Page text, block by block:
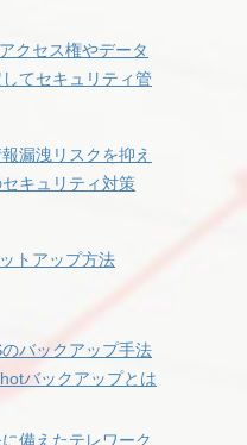
クセス権やデータ
てセキュリティ管
漏洩リスクを抑え
キュリティ対策
トアップ方法
バックアップ手法
バックアップとは
備えたテレワーク